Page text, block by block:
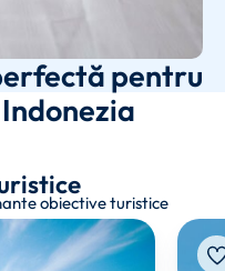
pentru
obiective turistice